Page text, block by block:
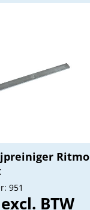
Ritmo
951
BTW